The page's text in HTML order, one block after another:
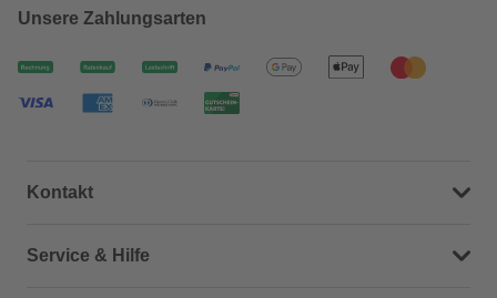
Unsere Zahlungsarten
Kontakt
Dein Kontakt zu uns
Service & Hilfe